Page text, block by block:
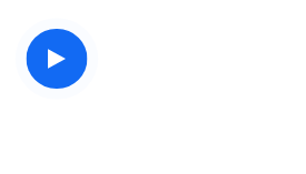
Watch
the